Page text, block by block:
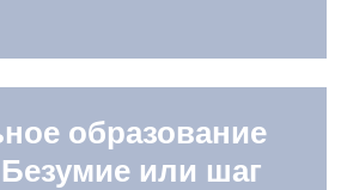
образование
или шаг